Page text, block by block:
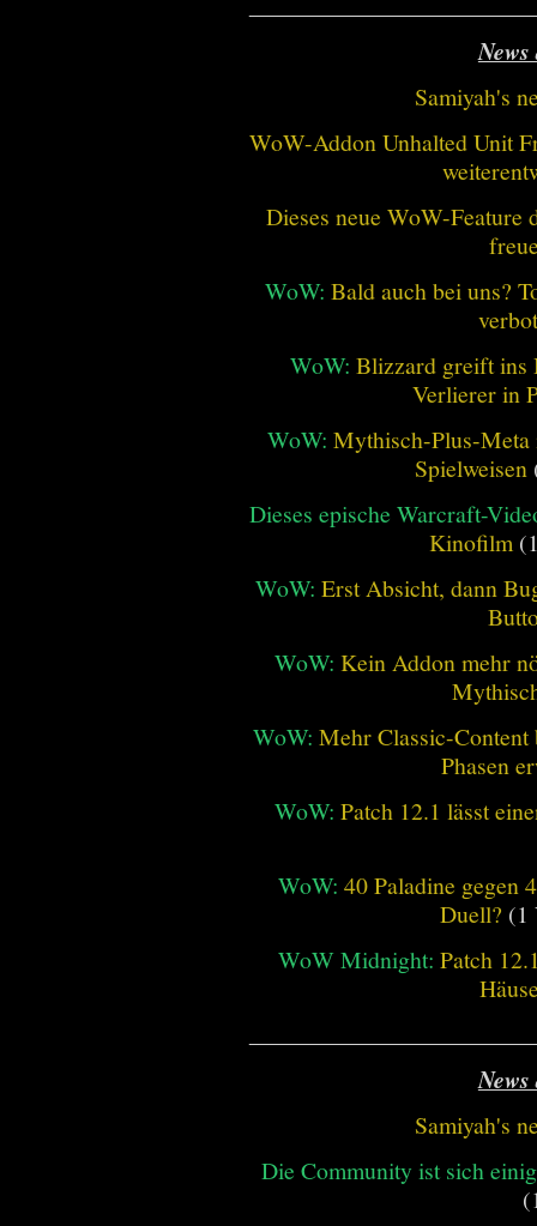
Samiyah's
WoW-Addon Unhalted Unit
Dieses neue WoW-
WoW: Bald auch bei uns?
WoW: Blizzard greift ins
Verlierer in
WoW: Mythisch-Plus-Meta
Spielweisen
Dieses epische Warcraft-
Kinofilm
WoW: Erst Absicht, dann
WoW: Kein Addon mehr
WoW: Mehr Classic-
Phasen
WoW: Patch 12.1 lässt
WoW: 40 Paladine gegen
Duell? (1
WoW Midnight: Patch
Samiyah's
Die Community ist sich